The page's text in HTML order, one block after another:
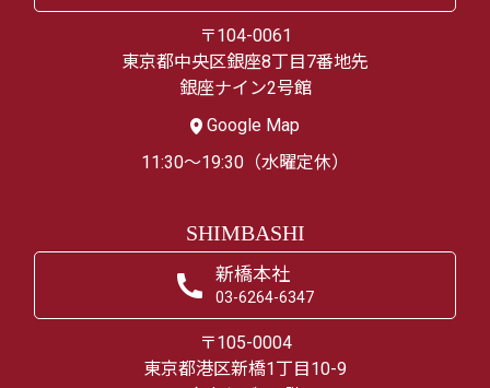
〒104-0061
東京都中央区銀座8丁目7番地先
銀座ナイン2号館
Google Map
11:30～19:30（水曜定休）
SHIMBASHI
新橋本社
03-6264-6347
〒105-0004
東京都港区新橋1丁目10-9